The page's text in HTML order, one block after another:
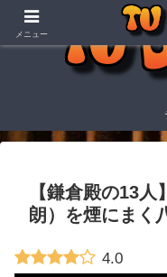
【鎌倉殿の13
朗）を煙にまく
4.0
メニュー